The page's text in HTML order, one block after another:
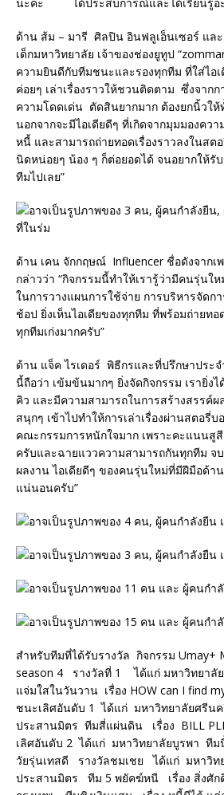
ด้าน ส้ม – มารี ศิลปิน อินฟลูเอ็นเซอร์ แล
เด็กมหาวิทยาลัย เจ้าของช่องยูทูป
ความยินดีกับทีมชนะและรองทุกทีม ที่ใส่ไอ
ค่อยๆ เล่าเรื่องราวให้ชวนติดตาม ซึ่งจากก
ความโดดเด่น ตัดสินยากมาก ต้องยกนิ้วให้
นอกจากจะมีไอเดียดีๆ ที่เกิดจากมุมมองคว
หนี้ และสามารถถ่ายทอดเรื่องราวลงในสต
นิดหน่อยๆ น้อง ๆ ก็ต่อยอดได้ จนอยากให้รั
ทีมไปเลย”
ด้าน เคน จักกฤษณ์ Influencer ชื่อดังจากเ
กล่าวว่า “กิจกรรมนี้ทำให้เรารู้ว่ามีคนรุ่นใ
ในการวางแผนการใช้จ่าย การบริหารจัดก
ช้อป ยิ่งเห็นไอเดียของทุกทีม ที่พร้อมถ่ายทอ
ทุกทีมเก่งมากครับ”
ด้าน แจ็ค ไรเดอร์ พิธีกรและที่ปรึกษาประจ
นี้ถือว่า เข้มข้นมากๆ ยิ่งจัดกิจกรรม เรายิ่ง
คิว และมีความสามารถในการสร้างสรรค์ผ
สนุกๆ เข้าไปทำให้การเล่าเรื่องผ่านสตอรี่
คณะกรรมการหนักใจมาก เพราะคะแนนสู
ครับและฉายแววความสามารถกันทุกทีม จ
ผลงาน ไอเดียดีๆ ของคนรุ่นใหม่ที่มีฝีมือด้
แน่นอนครับ”
สำหรับทีมที่ได้รับรางวัล กิจกรรม Umay+
season 4 รางวัลที่ 1 ได้แก่ มหาวิทยา
แจ่มใสในวันวาน เรื่อง HOW can I find
ชนะเลิศอันดับ 1 ได้แก่ มหาวิทยาลัยศรีน
ประสานมิตร ทีมสี่แผ่นดิน เรื่อง BILL
เลิศอันดับ 2 ได้แก่ มหาวิทยาลัยบูรพา ทีม
วัยรุ่นเทสดี รางวัลชมเชย ได้แก่ มหาวิท
ประสานมิตร ทีม 5 พยัคฆ์หนี เรื่อง สิ่งศั